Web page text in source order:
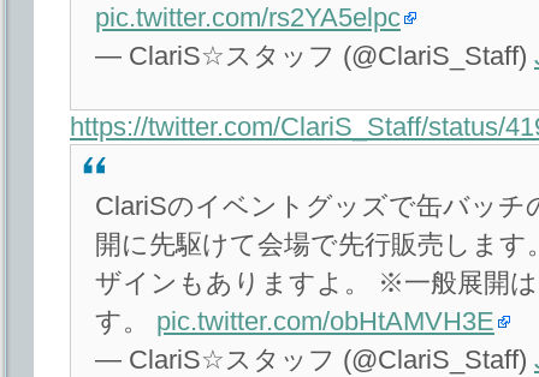
pic.twitter.com/rs2YA5elpc
— ClariS☆スタッフ (@ClariS_Staff)
https://twitter.com/ClariS_Staff/status/
ClariSのイベントグッズで缶バッチ
開に先駆けて会場で先行販売しま
ザインもありますよ。 ※一般展開
す。 pic.twitter.com/obHtAMVH3E
— ClariS☆スタッフ (@ClariS_Staff)